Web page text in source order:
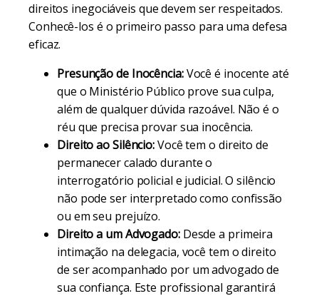
direitos inegociáveis que devem ser respeitados.
Conhecê-los é o primeiro passo para uma defesa
eficaz.
Presunção de Inocência:Você é inocente até
que o Ministério Público prove sua culpa,
além de qualquer dúvida razoável. Não é o
réu que precisa provar sua inocência.
Direito ao Silêncio:Você tem o direito de
permanecer calado durante o
interrogatório policial e judicial. O silêncio
não pode ser interpretado como confissão
ou em seu prejuízo.
Direito a um Advogado:Desde a primeira
intimação na delegacia, você tem o direito
de ser acompanhado por um advogado de
sua confiança. Este profissional garantirá